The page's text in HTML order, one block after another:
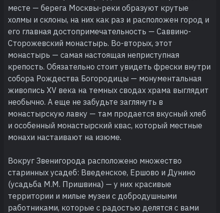
месте — берега Москвы-реки образуют крутые
холмы и склоны, на них как раз и расположен город и
его главная достопримечательность — Саввино-
Сторожевский монастырь. Во-вторых, этот
монастырь — самая настоящая неприступная
крепость. Обязательно стоит увидеть фрески внутри
собора Рождества Богородицы — монументальная
живопись XV века на темных сводах храма выглядит
необычно. А еще не забудьте заглянуть в
монастырскую лавку — там продается вкусный хлеб
и особенный монастырский квас, который местные
монахи настаивают на изюме.
Вокруг Звенигорода расположено множество
старинных усадеб: Введенское, Ершово и Дунино
(усадьба М.М. Пришвина) — у них красивые
территории и милые музеи с добродушными
работниками, которые с радостью делятся с вами